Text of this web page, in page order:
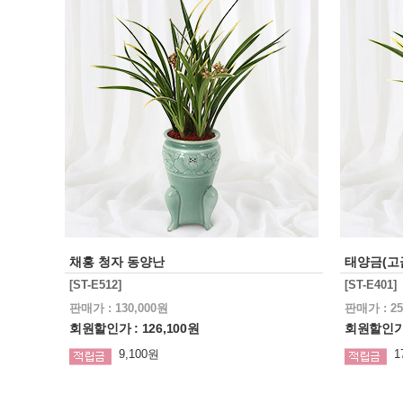
채홍 청자 동양난
[ST-E512]
판매가 : 130,000원
회원할인가 : 126,100원
9,100원
태양금(고
[ST-E401]
판매가 :
회원할인